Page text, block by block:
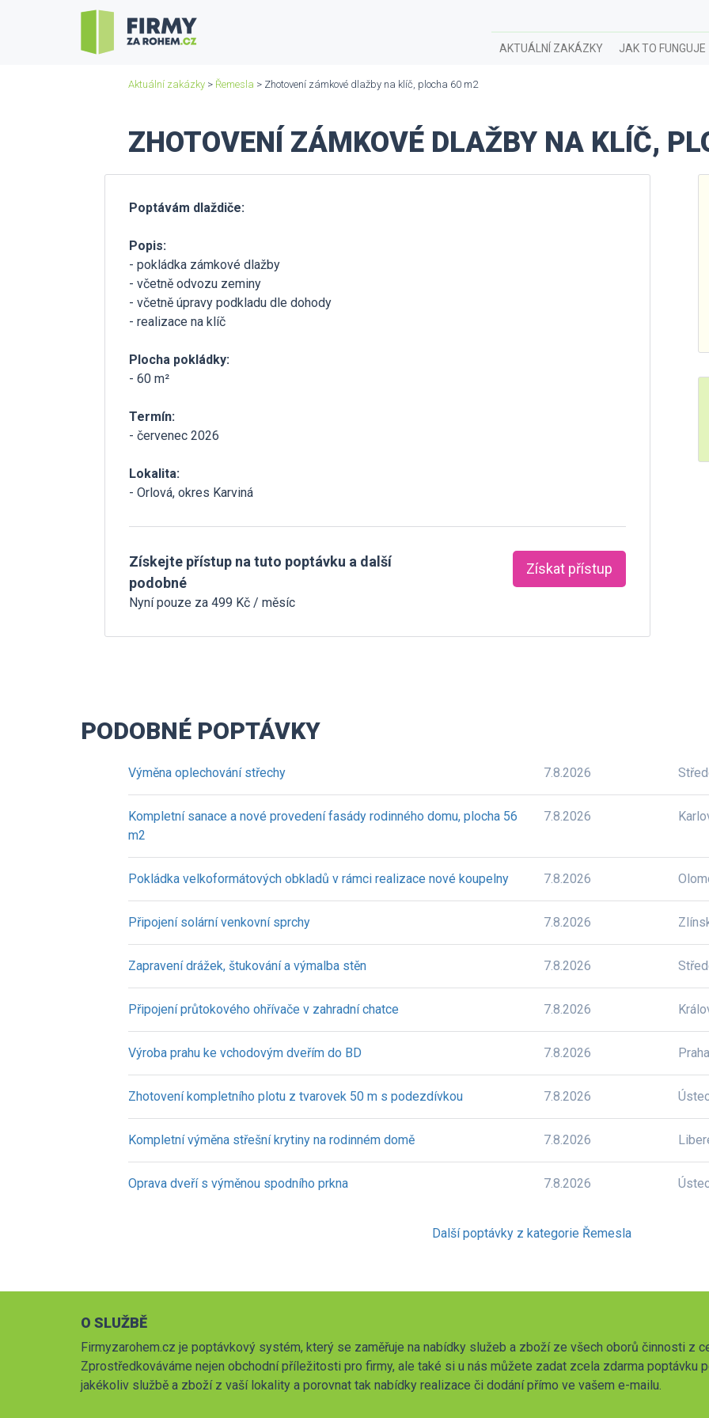
AKTUÁLNÍ ZAKÁZKY JAK TO FUNGUJE
Aktuální zakázky > Řemesla > Zhotovení zámkové dlažby na klíč, plocha 60 m2
ZHOTOVENÍ ZÁMKOVÉ DLAŽBY NA KLÍČ,
Poptávám dlaždiče:
Popis:
- pokládka zámkové dlažby
- včetně odvozu zeminy
- včetně úpravy podkladu dle dohody
- realizace na klíč
Plocha pokládky:
- 60 m²
Termín:
- červenec 2026
Lokalita:
- Orlová, okres Karviná
Získejte přístup na tuto poptávku a další
podobné
Nyní pouze za 499 Kč / měsíc
Získat přístup
PODOBNÉ POPTÁVKY
Výměna oplechování střechy 7.8.2026
Kompletní sanace a nové provedení fasády rodinného domu, plocha 56
m2
7.8.2026
Pokládka velkoformátových obkladů v rámci realizace nové koupelny 7.8.2026
Připojení solární venkovní sprchy 7.8.2026
Zapravení drážek, štukování a výmalba stěn 7.8.2026
Připojení průtokového ohřívače v zahradní chatce 7.8.2026
Výroba prahu ke vchodovým dveřím do BD 7.8.2026 Praha
Zhotovení kompletního plotu z tvarovek 50 m s podezdívkou 7.8.2026
Kompletní výměna střešní krytiny na rodinném domě 7.8.2026
Oprava dveří s výměnou spodního prkna 7.8.2026
Další poptávky z kategorie Řemesla
O SLUŽBĚ
Firmyzarohem.cz je poptávkový systém, který se zaměřuje na nabídky služeb a zboží ze všech oborů činnosti z
Zprostředkováváme nejen obchodní příležitosti pro firmy, ale také si u nás můžete zadat zcela zdarma poptávku
jakékoliv službě a zboží z vaší lokality a porovnat tak nabídky realizace či dodání přímo ve vašem e-mailu.